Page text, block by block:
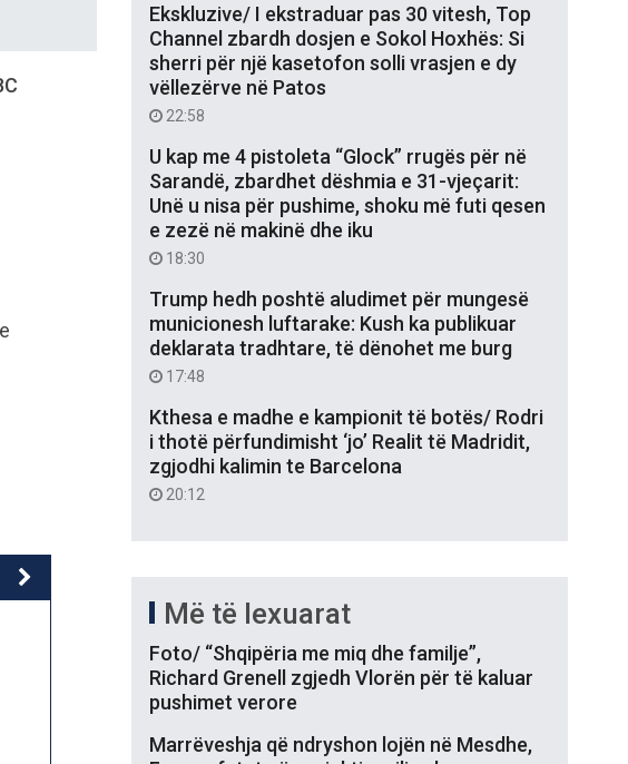
Ekskluzive/ I ekstraduar pas 30 vitesh, Top
Channel zbardh dosjen e Sokol Hoxhës: Si
sherri për një kasetofon solli vrasjen e dy
vëllezërve në Patos
22:58
U kap me 4 pistoleta “Glock” rrugës për në
Sarandë, zbardhet dëshmia e 31-vjeçarit:
Unë u nisa për pushime, shoku më futi qesen
e zezë në makinë dhe iku
18:30
Trump hedh poshtë aludimet për mungesë
municionesh luftarake: Kush ka publikuar
deklarata tradhtare, të dënohet me burg
17:48
Kthesa e madhe e kampionit të botës/ Rodri
i thotë përfundimisht ‘jo’ Realit të Madridit,
zgjodhi kalimin te Barcelona
20:12
Më të lexuarat
Foto/ “Shqipëria me miq dhe familje”,
Richard Grenell zgjedh Vlorën për të kaluar
pushimet verore
Marrëveshja që ndryshon lojën në Mesdhe,